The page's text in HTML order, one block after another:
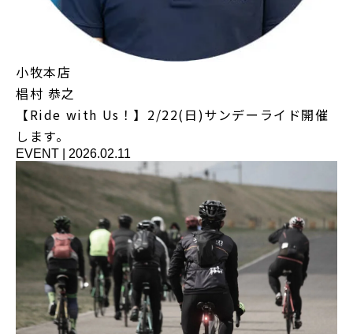
小牧本店
椙村 恭之
【Ride with Us！】2/22(日)サンデーライド開催
します。
EVENT 2026.02.11